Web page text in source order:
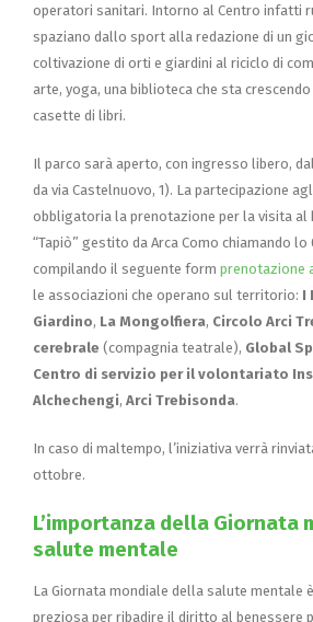
operatori sanitari. Intorno al Centro infatti
spaziano dallo sport alla redazione di un
coltivazione di orti e giardini al riciclo di
arte, yoga, una biblioteca che sta
casette di libri.
Il parco sarà aperto, con ingresso libero,
da via Castelnuovo, 1). La partecipazione
obbligatoria la prenotazione per la visita al
“Tapiò” gestito da Arca Como chiamando lo
compilando il seguente form prenotazione
le associazioni che operano sul territorio: I
Giardino, La Mongolfiera, Circolo Arci
cerebrale (compagnia teatrale), Global
Centro di servizio per il volontariato
Alchechengi, Arci Trebisonda.
In caso di maltempo, l’iniziativa verrà
ottobre.
L’importanza della Giornata
salute mentale
La Giornata mondiale della salute mentale
preziosa per ribadire il diritto al benessere